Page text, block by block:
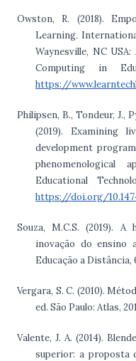
Owston, R. (2018).
Learning.
Waynesville, NC
Computing in
https://
Philipsen, B., Tondeur, J.,
(2019). Examining
development
phenomenological
Educational
https://doi.org/
Souza, M.C.S. (2019).
inovação do ensino
Educação a Distância,
Vergara, S. C. (2010).
ed. São Paulo: Atlas,
Valente, J. A. (2014).
superior: a proposta